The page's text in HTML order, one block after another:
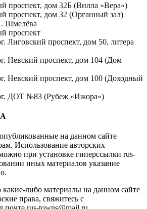
проспект, дом 32Б (Вилла «Вера»)
проспект, дом 32 (Органный зал)
Шмелёва
проспект
Лиговский проспект, дом 50, литера
Невский проспект, дом 104 (Дом
Невский проспект, дом 100 (Доходный
ДОТ №83 (Рубеж «Ижора»)
на данном сайте
Использование авторских
при установке гиперссылки rus-
иных материалов указание
какие-либо материалы на данном сайте
права, свяжитесь с